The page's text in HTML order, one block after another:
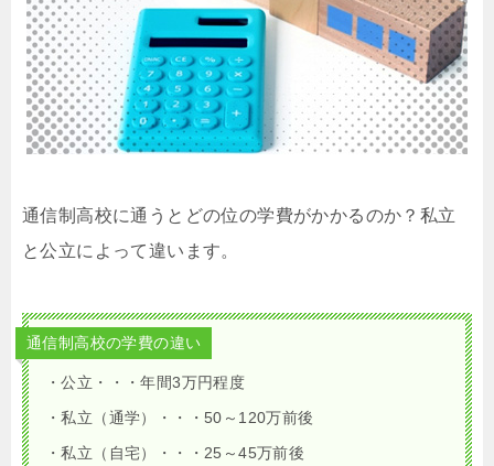
通信制高校に通うとどの位の学費がかかるのか？私立
と公立によって違います。
通信制高校の学費の違い
・公立・・・年間3万円程度
・私立（通学）・・・50～120万前後
・私立（自宅）・・・25～45万前後